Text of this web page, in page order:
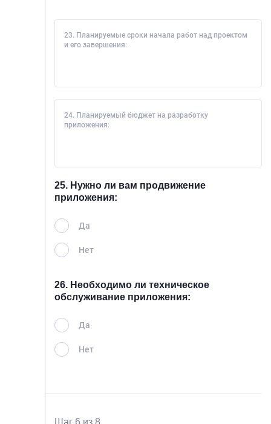
23. Планируемые сроки начала работ над проектом
и его завершения:
24. Планируемый бюджет на разработку
приложения:
25. Нужно ли вам продвижение
приложения:
Да
Нет
26. Необходимо ли техническое
обслуживание приложения:
Да
Нет
Шаг 6 из 8